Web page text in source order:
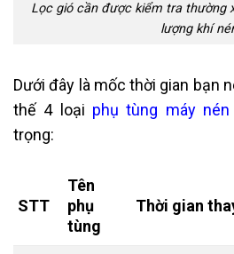
Lọc gió cần được kiểm tra thường
lượng khí
Dưới đây là mốc thời gian bạn
thế 4 loại phụ tùng máy nén
trọng:
STT
Tên
phụ
tùng
Thời gian